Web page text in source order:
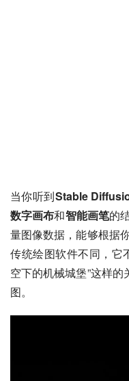
当你听到Stable
数字画布和智能画笔的
量图像数据，能够根据
传统绘图软件不同，
空下的机械城堡”这样
图。